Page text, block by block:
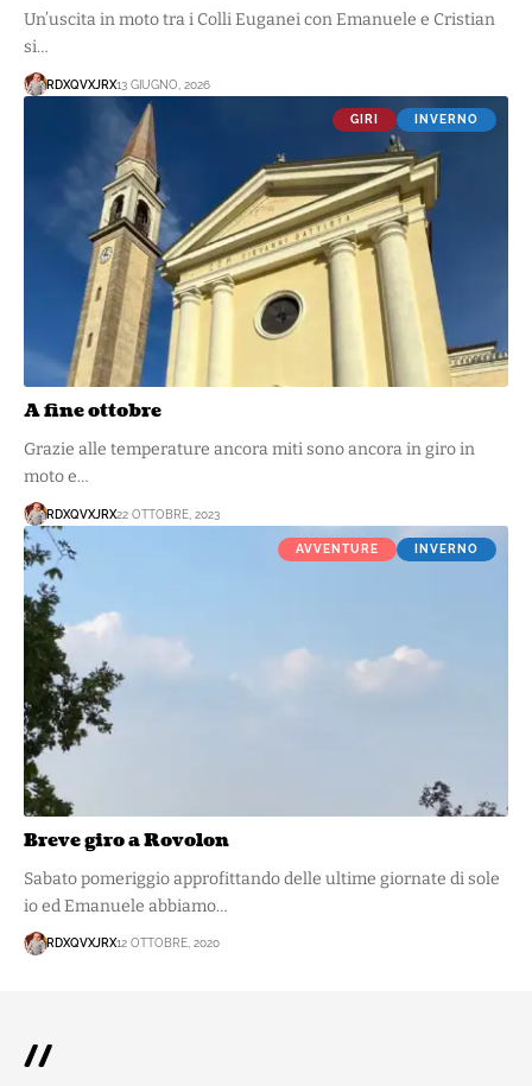
Un’uscita in moto tra i Colli Euganei con Emanuele e Cristian
si…
RDXQVXJRX13 GIUGNO, 2026
GIRI INVERNO
A fine ottobre
Grazie alle temperature ancora miti sono ancora in giro in
moto e…
RDXQVXJRX22 OTTOBRE, 2023
AVVENTURE INVERNO
Breve giro a Rovolon
Sabato pomeriggio approfittando delle ultime giornate di sole
io ed Emanuele abbiamo…
RDXQVXJRX12 OTTOBRE, 2020
//